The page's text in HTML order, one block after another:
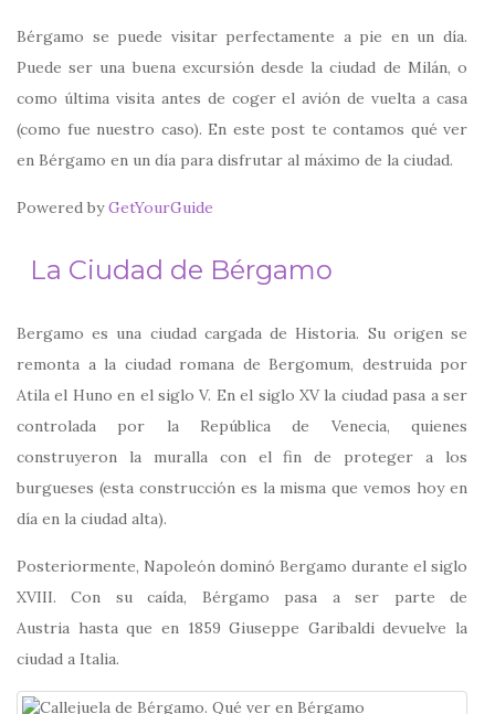
Bérgamo se puede visitar perfectamente a pie en un día.
Puede ser una buena excursión desde la ciudad de Milán, o
como última visita antes de coger el avión de vuelta a casa
(como fue nuestro caso). En este post te contamos qué ver
en Bérgamo en un día para disfrutar al máximo de la ciudad.
Powered byGetYourGuide
La Ciudad de Bérgamo
Bergamo es una ciudad cargada de Historia. Su origen se
remonta a la ciudad romana de Bergomum, destruida por
Atila el Huno en el siglo V. En el siglo XV la ciudad pasa a ser
controlada por la República de Venecia, quienes
construyeron la muralla con el fin de proteger a los
burgueses (esta construcción es la misma que vemos hoy en
día en la ciudad alta).
Posteriormente, Napoleón dominó Bergamo durante el siglo
XVIII. Con su caída, Bérgamo pasa a ser parte de
Austria hasta que en 1859 Giuseppe Garibaldi devuelve la
ciudad a Italia.